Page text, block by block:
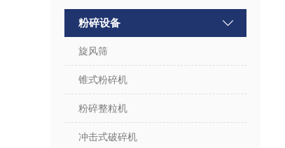
粉碎设备
旋风筛
锥式粉碎机
粉碎整粒机
冲击式破碎机